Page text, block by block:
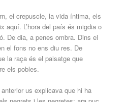
el crepuscle, la vida íntima, els
aquí. L’hora del país és migdia o
De dia, a penes ombra. Dins el
el fons no ens diu res. De
la raça és el paisatge que
els pobles.
us explicava que hi ha